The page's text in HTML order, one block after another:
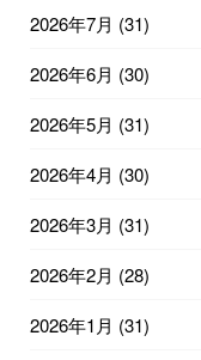
2026年7月 (31)
2026年6月 (30)
2026年5月 (31)
2026年4月 (30)
2026年3月 (31)
2026年2月 (28)
2026年1月 (31)